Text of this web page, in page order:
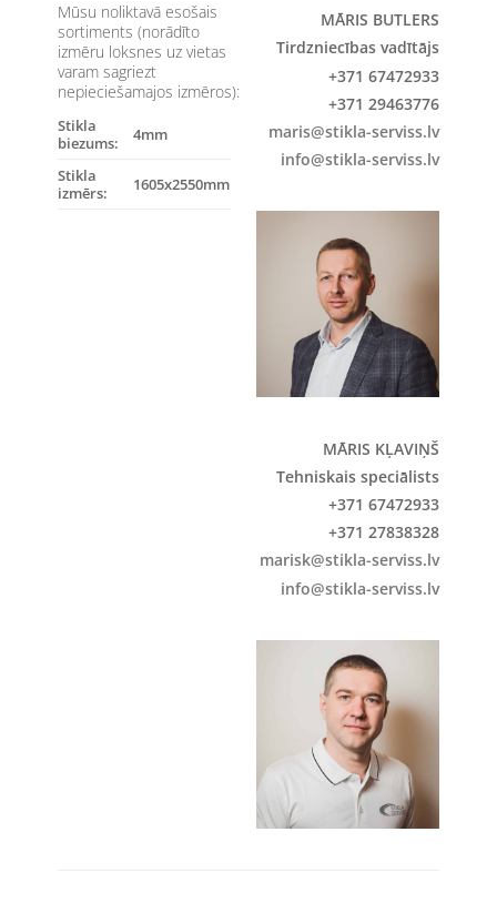
Mūsu noliktavā esošais
sortiments (norādīto
izmēru loksnes uz vietas
varam sagriezt
nepieciešamajos izmēros):
Stikla
biezums:
4mm
Stikla
izmērs:
1605x2550mm
MĀRIS BUTLERS
Tirdzniecības vadītājs
+371 67472933
+371 29463776
maris@stikla-serviss.lv
info@stikla-serviss.lv
MĀRIS KĻAVIŅŠ
Tehniskais speciālists
+371 67472933
+371 27838328
marisk@stikla-serviss.lv
info@stikla-serviss.lv